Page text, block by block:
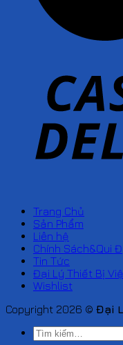
Trang Chủ
Sản Phẩm
Liên hệ
Chính Sách&Qui
Tin Tức
Đại Lý Thiết Bị
Wishlist
Copyright 2026 © Đại
Tìm